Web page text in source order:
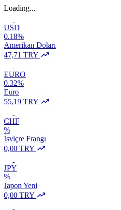
Loading...
USD
0.18%
Amerikan Doları
47,71 TRY
EURO
0.32%
Euro
55,19 TRY
CHF
%
İsviçre Frangı
0,00 TRY
JPY
%
Japon Yeni
0,00 TRY